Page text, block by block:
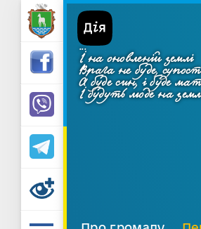
...
І на оновленій землі
Врага не буде,
А буде син, і буде
І будуть люде на